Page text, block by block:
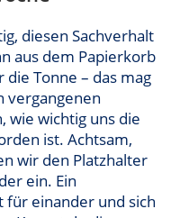
diesen Sachverhalt
aus dem Papierkorb
Tonne – das mag
vergangenen
wie wichtig uns die
ist. Achtsam,
wir den Platzhalter
ein. Ein
für einander und sich